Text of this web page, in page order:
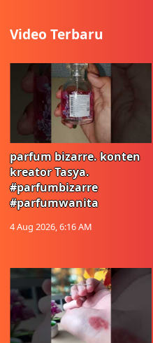
Video Terbaru
parfum bizarre. konten
kreator Tasya.
#parfumbizarre
#parfumwanita
4 Aug 2026, 6:16 AM